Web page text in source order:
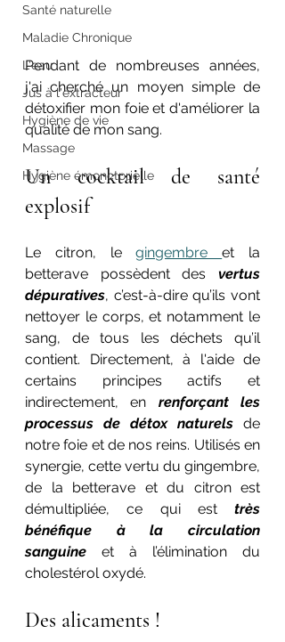
Santé naturelle
Maladie Chronique
L'eau
Jus à l'extracteur
Hygiène de vie
Massage
Hygiène émonctorielle
Pendant de nombreuses années,
j'ai cherché un moyen simple de
détoxifier mon foie et d'améliorer la
qualité de mon sang.
Un cocktail de santé
explosif
Le citron, le gingembre et la
betterave possèdent des vertus
dépuratives, c’est-à-dire qu’ils vont
nettoyer le corps, et notamment le
sang, de tous les déchets qu’il
contient. Directement, à l'aide de
certains principes actifs et
indirectement, en renforçant les
processus de détox naturels de
notre foie et de nos reins. Utilisés en
synergie, cette vertu du gingembre,
de la betterave et du citron est
démultipliée, ce qui est très
bénéfique à la circulation
sanguine et à l’élimination du
cholestérol oxydé.
Des alicaments !